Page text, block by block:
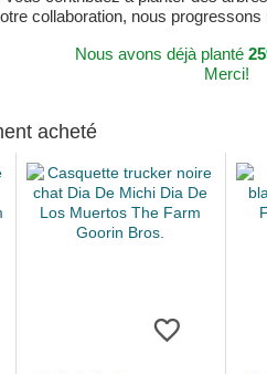
collaboration, nous
Nous avons déjà planté
Merci!
acheté